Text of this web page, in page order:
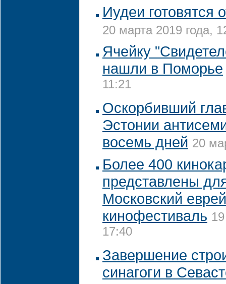
Иудеи готовятся
20 марта 2019 года,
Ячейку
нашли в Поморье
11:21
Оскорбивший
Эстонии
восемь дней 20
Более 400
представлены
Московский
кинофестиваль
17:40
Завершение
синагоги в